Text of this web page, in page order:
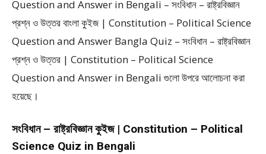
Question and Answer in Bengali – সংবিধান – রাষ্ট্রবিজ্ঞান
প্রশ্ন ও উত্তর বাংলা কুইজ | Constitution – Political Science
Question and Answer Bangla Quiz – সংবিধান – রাষ্ট্রবিজ্ঞান
প্রশ্ন ও উত্তর | Constitution – Political Science
Question and Answer in Bengali গুলো উপরে আলোচনা করা
হয়েছে।
সংবিধান – রাষ্ট্রবিজ্ঞান কুইজ | Constitution – Political
Science Quiz in Bengali